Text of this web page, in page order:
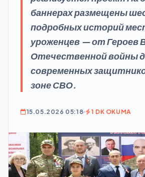
баннерах размещены
подробных историй
уроженцев — от Героев
Отечественной войны
современных
зоне СВО.
15.05.2026 05:18 1 DK OKUMA